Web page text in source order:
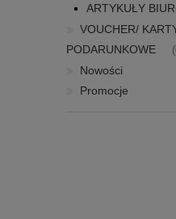
ARTYKUŁY
VOUCHER/
PODARUNKOWE
Nowości
Promocje